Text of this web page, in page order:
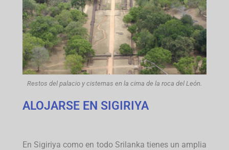
Restos del palacio y cisternas en la cima de la roca del León.
ALOJARSE EN SIGIRIYA
En Sigiriya como en todo Srilanka tienes un amplia